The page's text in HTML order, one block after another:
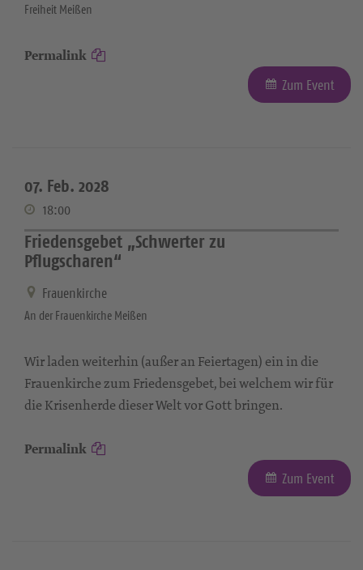
Freiheit Meißen
Permalink
Zum Event
07. Feb. 2028
18:00
Friedensgebet „Schwerter zu
Pflugscharen“
Frauenkirche
An der Frauenkirche Meißen
Wir laden weiterhin (außer an Feiertagen) ein in die
Frauenkirche zum Friedensgebet, bei welchem wir für
die Krisenherde dieser Welt vor Gott bringen.
Permalink
Zum Event